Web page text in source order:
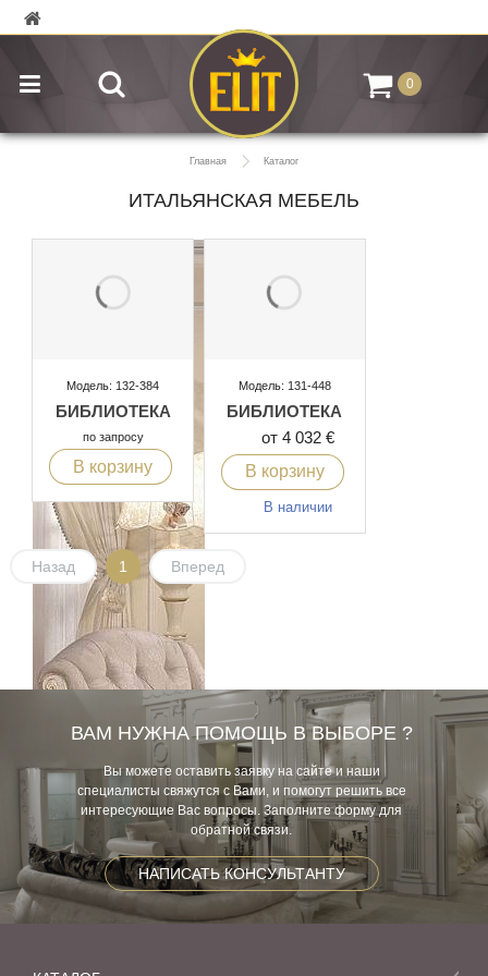
0
Главная Каталог
ИТАЛЬЯНСКАЯ МЕБЕЛЬ
Модель: 132-384
БИБЛИОТЕКА
по запросу
В корзину
Модель: 131-448
БИБЛИОТЕКА
от 4 032 €
В корзину
В наличии
Назад 1 Вперед
ВАМ НУЖНА ПОМОЩЬ В ВЫБОРЕ ?
Вы можете оставить заявку на сайте и наши
специалисты свяжутся с Вами, и помогут решить все
интересующие Вас вопросы. Заполните форму для
обратной связи.
НАПИСАТЬ КОНСУЛЬТАНТУ